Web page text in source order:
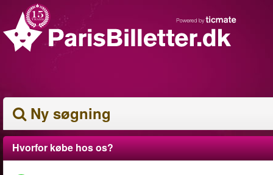
Ny søgning
Hvorfor købe hos os?